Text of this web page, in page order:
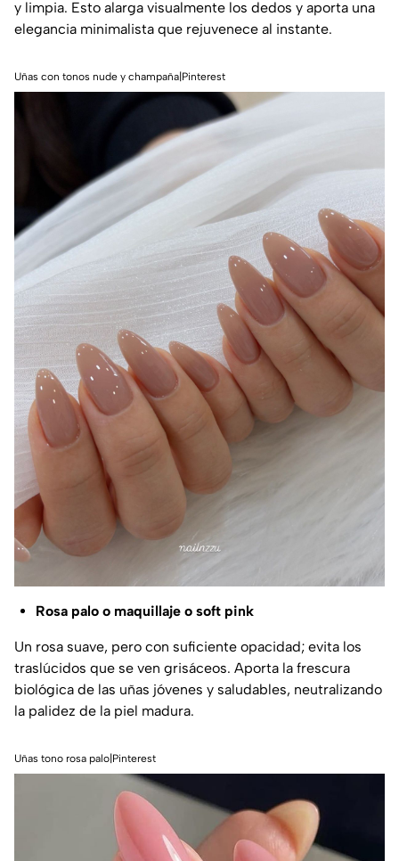
y limpia. Esto alarga visualmente los dedos y aporta una
elegancia minimalista que rejuvenece al instante.
Uñas con tonos nude y champaña|Pinterest
Rosa palo o maquillaje o soft pink
Un rosa suave, pero con suficiente opacidad; evita los
traslúcidos que se ven grisáceos. Aporta la frescura
biológica de las uñas jóvenes y saludables, neutralizando
la palidez de la piel madura.
Uñas tono rosa palo|Pinterest